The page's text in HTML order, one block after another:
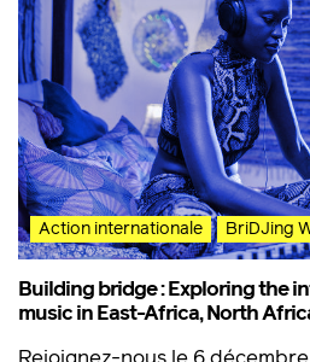
Action internationale BriDJing
Building bridge : Exploring the
music in East-Africa, North